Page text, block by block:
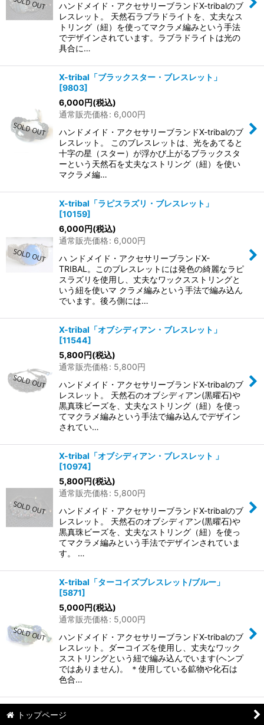
ハンドメイド・アクセサリーブランドX-tribalのブ
レスレット。 天然石ラブラドライトを、丈夫なス
トリング（紐）を使ってマクラメ編みという手法
でデザインされています。ラブラドライトは光の
具合に…
X-tribal「ブラックスター・ブレスレット」
[9803]
6,000円(税込)
通常販売価格: 6,000円
ハンドメイド・アクセサリーブランドX-tribalのブ
レスレット。 このブレスレットは、光をあてると
十字の星（スター）が浮かび上がるブラックスタ
ーという天然石を丈夫なストリング（紐）を使い
マクラメ編…
X-tribal「ラピスラズリ・ブレスレット」
[10159]
6,000円(税込)
通常販売価格: 6,000円
ハ ンドメイド・アクセサリーブランドX-
TRIBAL。このブレスレットには発色の綺麗なラピ
スラズリを使用し、丈夫なワックスストリングと
いう紐を使いマ クラメ編みという手法で編み込ん
でいます。後ろ側には…
X-tribal「オブシディアン・ブレスレット」
[11544]
5,800円(税込)
通常販売価格: 5,800円
ハンドメイド・アクセサリーブランドX-tribalのブ
レスレット。 天然石のオブシディアン(黒曜石)や
黒真珠ビーズを、丈夫なストリング（紐）を使っ
てマクラメ編みという手法で編み込んでデザイン
されてい…
X-tribal「オブシディアン・ブレスレット 」
[10974]
5,800円(税込)
通常販売価格: 5,800円
ハンドメイド・アクセサリーブランドX-tribalのブ
レスレット。 天然石のオブシディアン(黒曜石)や
黒真珠ビーズを、丈夫なストリング（紐）を使っ
てマクラメ編みという手法でデザインされていま
す。 …
X-tribal「ターコイズブレスレット/ブルー」
[5871]
5,000円(税込)
通常販売価格: 5,000円
ハンドメイド・アクセサリーブランドX-tribalのブ
レスレット。ダーコイズを使用し、丈夫なワック
スストリングという紐で編み込んでいます(ヘンプ
ではありません)。 ＊使用している鉱物や化石は
色合…
トップページ